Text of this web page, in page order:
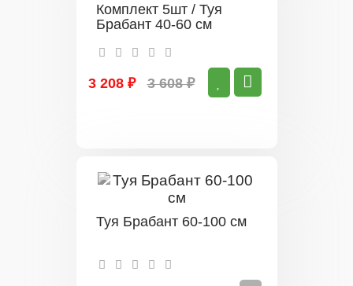
Комплект 5шт / Туя
Брабант 40-60 см
3 208 ₽ 3 608 ₽
Туя Брабант 60-100 см